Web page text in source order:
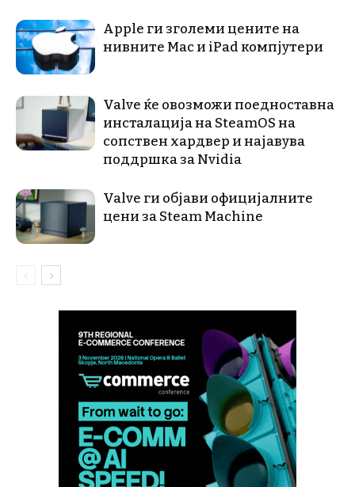
Apple ги зголеми цените на
нивните Mac и iPad компјутери
Valve ќе овозможи поедноставна
инсталација на SteamOS на
сопствен хардвер и најавува
поддршка за Nvidia
Valve ги објави официјалните
цени за Steam Machine